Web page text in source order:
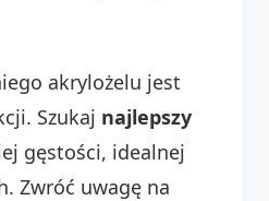
akrylożelu jest
Szukaj najlepszy
gęstości, idealnej
Zwróć uwagę na